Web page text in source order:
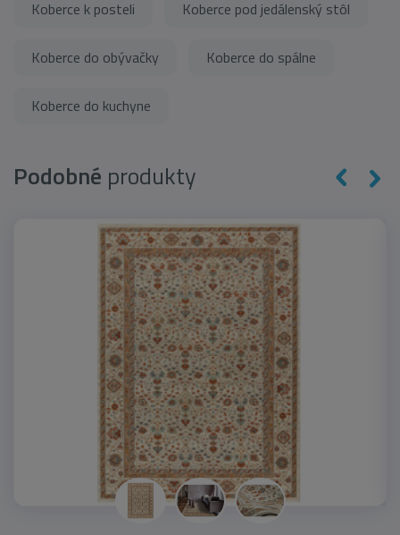
Koberce k posteli Koberce pod jedálenský stôl
Koberce do obývačky Koberce do spálne
Koberce do kuchyne
Podobné produkty